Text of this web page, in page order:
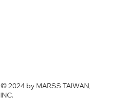
© 2024 by MARSS TAIWAN,
INC.